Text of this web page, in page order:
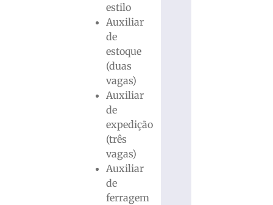
estilo
Auxiliar
de
estoque
(duas
vagas)
Auxiliar
de
expedição
(três
vagas)
Auxiliar
de
ferragem